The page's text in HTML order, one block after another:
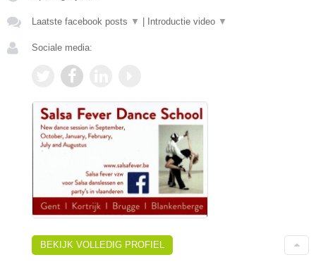
Laatste facebook posts ▼ Introductie video ▼
Sociale media:
BEKIJK VOLLEDIG PROFIEL